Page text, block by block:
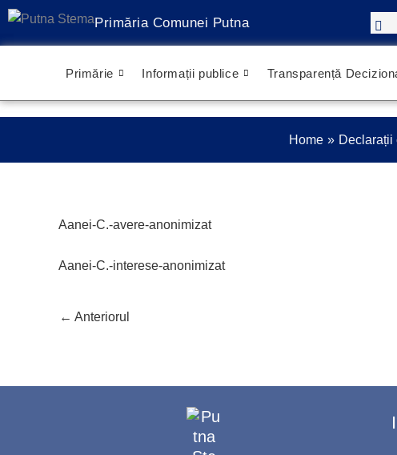
Treci
conținut
Primăria Comunei Putna
Primărie Informații publice Transparență
Home Declarații
Aanei-C.-avere-anonimizat
Aanei-C.-interese-anonimizat
← Anteriorul